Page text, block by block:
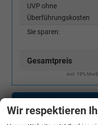
UVP ohne
Überführungskosten
Sie sparen:
Gesamtpreis
incl. 19%
Wir respektieren